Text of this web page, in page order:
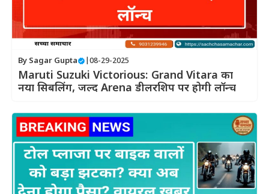
By Sagar Gupta 08-29-2025
Maruti Suzuki Victorious: Grand Vitara का
नया सिबलिंग, जल्द Arena डीलरशिप पर होगी लॉन्च